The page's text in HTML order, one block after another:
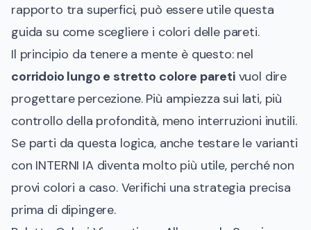
rapporto tra superfici, può essere utile questa
guida su come scegliere i colori delle pareti.
Il principio da tenere a mente è questo: nel
corridoio lungo e stretto colore paretivuol dire
progettare percezione. Più ampiezza sui lati, più
controllo della profondità, meno interruzioni inutili.
Se parti da questa logica, anche testare le varianti
con INTERNI IA diventa molto più utile, perché non
provi colori a caso. Verifichi una strategia precisa
prima di dipingere.